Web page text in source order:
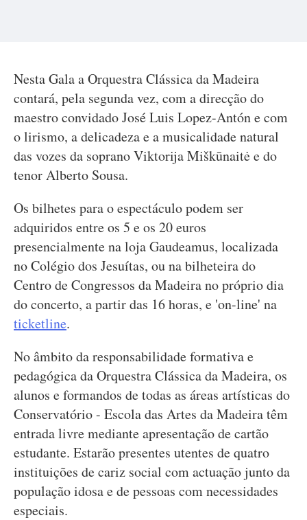
Nesta Gala a Orquestra Clássica da Madeira
contará, pela segunda vez, com a direcção do
maestro convidado José Luis Lopez-Antón e com
o lirismo, a delicadeza e a musicalidade natural
das vozes da soprano Viktorija Miškūnaitė e do
tenor Alberto Sousa.
Os bilhetes para o espectáculo podem ser
adquiridos entre os 5 e os 20 euros
presencialmente na loja Gaudeamus, localizada
no Colégio dos Jesuítas, ou na bilheteira do
Centro de Congressos da Madeira no próprio dia
do concerto, a partir das 16 horas, e 'on-line' na
ticketline.
No âmbito da responsabilidade formativa e
pedagógica da Orquestra Clássica da Madeira, os
alunos e formandos de todas as áreas artísticas do
Conservatório - Escola das Artes da Madeira têm
entrada livre mediante apresentação de cartão
estudante. Estarão presentes utentes de quatro
instituições de cariz social com actuação junto da
população idosa e de pessoas com necessidades
especiais.